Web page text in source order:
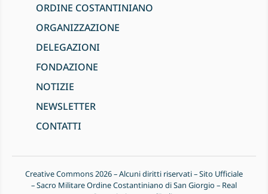
ORDINE COSTANTINIANO
ORGANIZZAZIONE
DELEGAZIONI
FONDAZIONE
NOTIZIE
NEWSLETTER
CONTATTI
Creative Commons 2026 – Alcuni diritti riservati – Sito Ufficiale
– Sacro Militare Ordine Costantiniano di San Giorgio – Real